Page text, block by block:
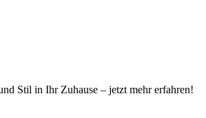
Stil in Ihr Zuhause – jetzt mehr erfahren!